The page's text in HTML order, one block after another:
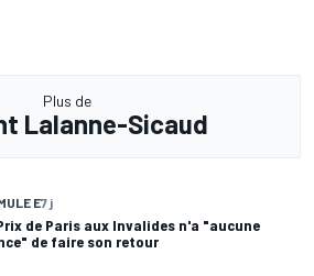
Plus de
Lalanne-Sicaud
E7 j
de Paris aux Invalides n'a "aucune
de faire son retour